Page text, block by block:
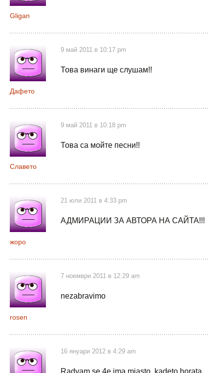
Gligan
Дафето
9 май 2011 в 10:17 pm
Това винаги ще слушам!!
Славето
9 май 2011 в 10:18 pm
Това са мойте песни!!
жоро
21 юли 2011 в 4:33 pm
АДМИРАЦИИ ЗА АВТОРА НА САЙТА!!!
rosen
7 ноември 2011 в 12:29 am
nezabravimo
16 януари 2012 в 4:29 am
Radvam se 4e ima miasto, kadeto horata